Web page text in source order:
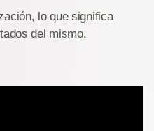
lo que significa
del mismo.